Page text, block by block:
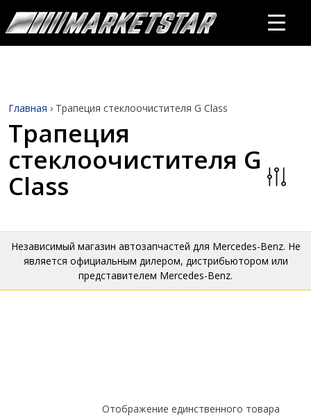
Главная › Трапеция стеклоочистителя G Class
Трапеция
стеклоочистителя G
Class
Независимый магазин автозапчастей для Mercedes-Benz. Не
является официальным дилером, дистрибьютором или
представителем Mercedes-Benz.
Отображение единственного товара